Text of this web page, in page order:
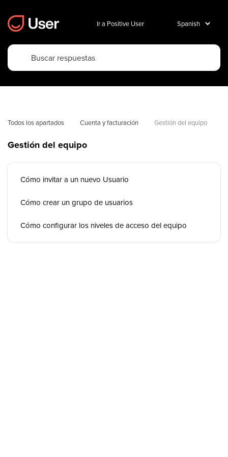
Ir a Positive User
Todos los apartados Cuenta y facturación Gestión del equipo
Gestión del equipo
Cómo invitar a un nuevo Usuario
Cómo crear un grupo de usuarios
Cómo configurar los niveles de acceso del equipo